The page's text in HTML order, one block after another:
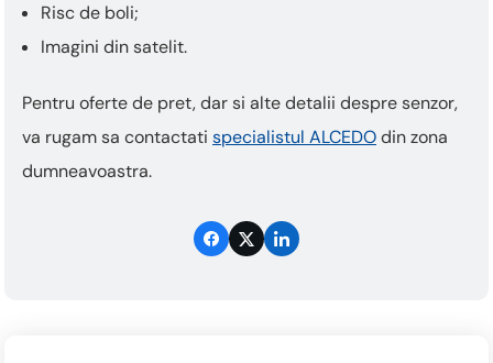
Risc de boli;
Imagini din satelit.
Pentru oferte de pret, dar si alte detalii despre senzor,
va rugam sa contactati specialistul ALCEDOdin zona
dumneavoastra.